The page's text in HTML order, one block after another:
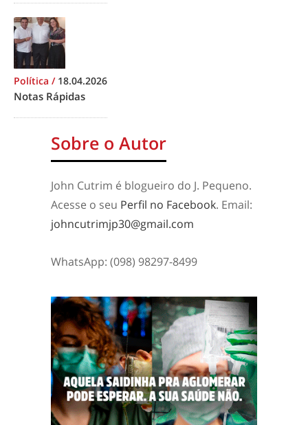
Política / 18.04.2026
Notas Rápidas
Sobre o Autor
John Cutrim é blogueiro do J. Pequeno.
Acesse o seu Perfil no Facebook. Email:
johncutrimjp30@gmail.com
WhatsApp: (098) 98297-8499